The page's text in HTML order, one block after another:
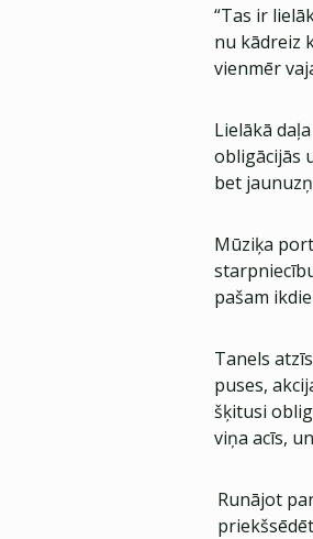
“Tas ir
nu kādreiz
vienmēr
Lielākā
obligācijās
bet
Mūziķa
pašam
Tanels
puses,
šķitusi
viņa acīs,
Runājot